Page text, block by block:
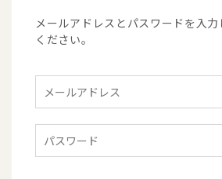
メールアドレスとパスワードを入
ください。